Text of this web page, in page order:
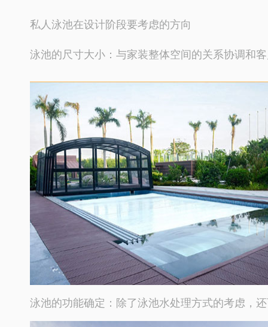
私人泳池在设计阶段要考虑的方向
泳池的尺寸大小：与家装整体空间的关系协调和
泳池的功能确定：除了泳池水处理方式的考虑，